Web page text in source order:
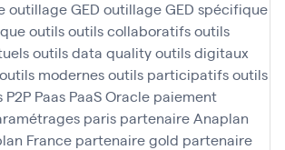
outillage GED outillage GED spécifique
outilsoutils collaboratifsoutils
outils data qualityoutils digitaux
outils modernesoutils participatifsoutils
P2P Paas PaaS Oracle paiement
paris partenaire Anaplan
France partenaire gold partenaire